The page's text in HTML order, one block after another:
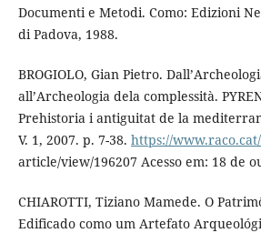
Documenti e Metodi. Como: Edizioni
di Padova, 1988.
BROGIOLO, Gian Pietro.
all’Archeologia dela complessità.
Prehistoria i antiguitat de la
V. 1, 2007. p. 7-38. https://
article/view/196207 Acesso em: 18 de
CHIAROTTI, Tiziano Mamede. O
Edificado como um Artefato